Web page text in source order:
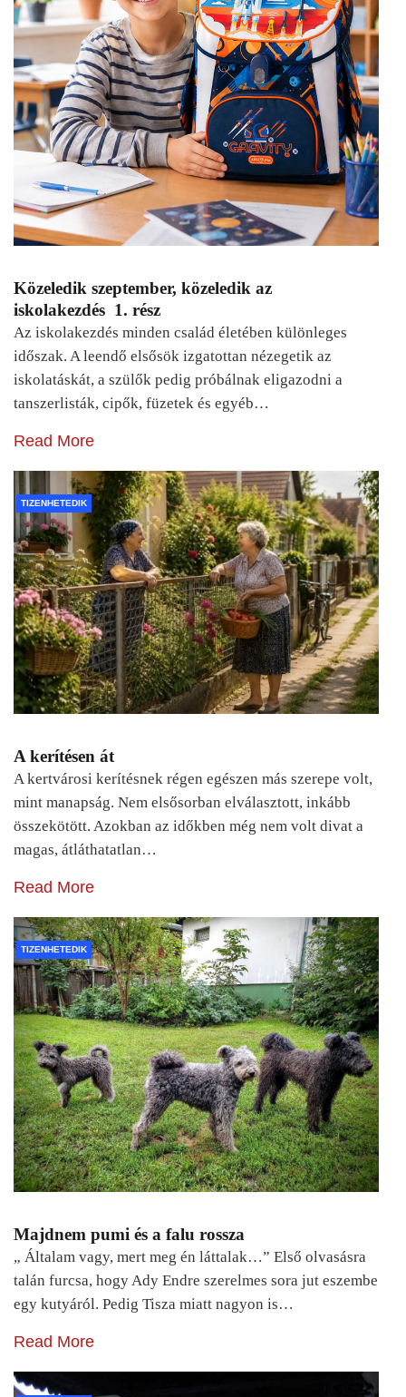
Közeledik szeptember, közeledik az
iskolakezdés 1. rész
Az iskolakezdés minden család életében különleges
időszak. A leendő elsősök izgatottan nézegetik az
iskolatáskát, a szülők pedig próbálnak eligazodni a
tanszerlisták, cipők, füzetek és egyéb…
Read More
TIZENHETEDIK
A kerítésen át
A kertvárosi kerítésnek régen egészen más szerepe volt,
mint manapság. Nem elsősorban elválasztott, inkább
összekötött. Azokban az időkben még nem volt divat a
magas, átláthatatlan…
Read More
TIZENHETEDIK
Majdnem pumi és a falu rossza
„ Általam vagy, mert meg én láttalak…” Első olvasásra
talán furcsa, hogy Ady Endre szerelmes sora jut eszembe
egy kutyáról. Pedig Tisza miatt nagyon is…
Read More